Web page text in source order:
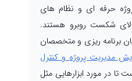
حرفه ای و نظام های
شکست روبرو هستند.
برنامه ریزی و متخصصان
مدیریت پروژه و کنترل
در مورد ابزارهایی مثل